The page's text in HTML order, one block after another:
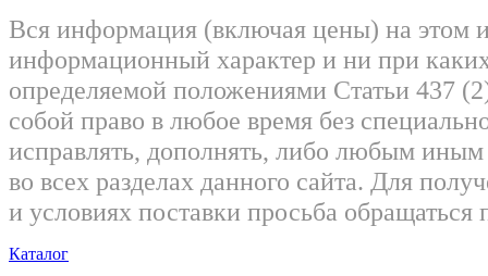
Вся информация (включая цены) на этом
информационный характер и ни при
определяемой положениями Статьи 437
собой право в любое время без
исправлять, дополнять, либо любым
во всех разделах данного сайта. Для
и условиях поставки просьба
Каталог